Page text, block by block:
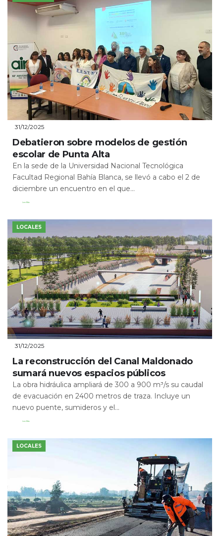
31/12/2025
Debatieron sobre modelos de gestión
escolar de Punta Alta
En la sede de la Universidad Nacional Tecnológica
Facultad Regional Bahía Blanca, se llevó a cabo el 2 de
diciembre un encuentro en el que...
Leer Más
LOCALES
31/12/2025
La reconstrucción del Canal Maldonado
sumará nuevos espacios públicos
La obra hidráulica ampliará de 300 a 900 m³/s su caudal
de evacuación en 2400 metros de traza. Incluye un
nuevo puente, sumideros y el...
Leer Más
LOCALES